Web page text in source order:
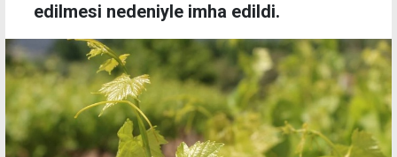
edilmesi nedeniyle imha edildi.